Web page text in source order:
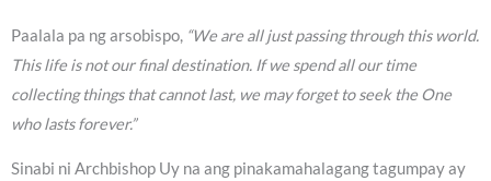
Paalala pa ng arsobispo, “We are all just passing through this world.
This life is not our final destination. If we spend all our time
collecting things that cannot last, we may forget to seek the One
who lasts forever.”
Sinabi ni Archbishop Uy na ang pinakamahalagang tagumpay ay